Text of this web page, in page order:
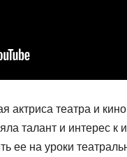
актриса театра и
талант и интерес к
ее на уроки